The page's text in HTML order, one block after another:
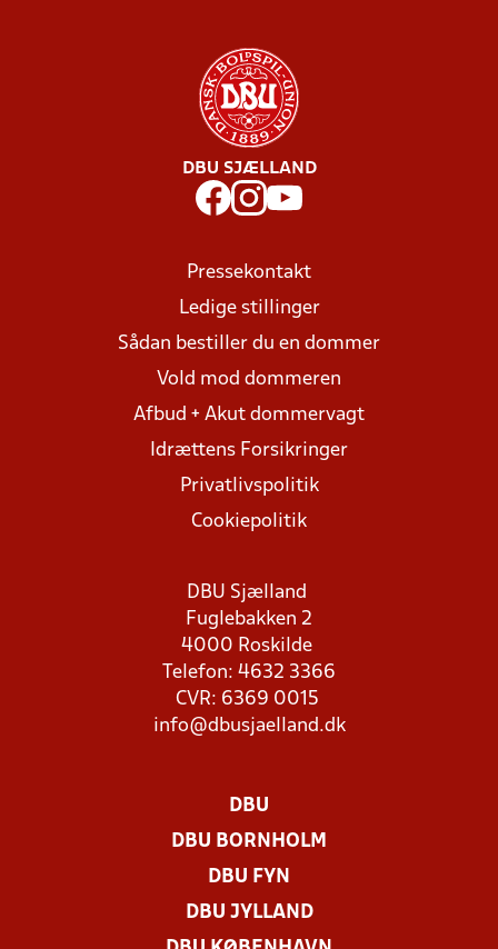
DBU SJÆLLAND
Pressekontakt
Ledige stillinger
Sådan bestiller du en dommer
Vold mod dommeren
Afbud + Akut dommervagt
Idrættens Forsikringer
Privatlivspolitik
Cookiepolitik
DBU Sjælland
Fuglebakken 2
4000 Roskilde
Telefon: 4632 3366
CVR: 6369 0015
info@dbusjaelland.dk
DBU
DBU BORNHOLM
DBU FYN
DBU JYLLAND